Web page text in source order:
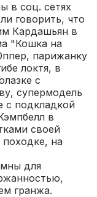
в соц. сетях
говорить, что
Кардашьян в
"Кошка на
парижанку
локтя, в
с
супермодель
с подкладкой
в
своей
на
для
гранжа.